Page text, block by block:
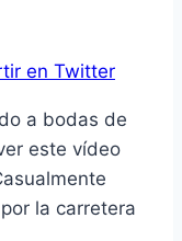
en Twitter
a bodas de
este ví­deo
la carretera